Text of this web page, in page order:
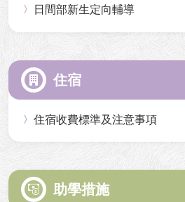
日間部新生定向輔導
住宿
住宿收費標準及注意事項
助學措施